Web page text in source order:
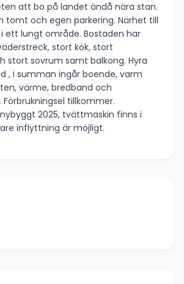
att bo på landet ändå nära stan.
tomt och egen parkering. Närhet till
ett lungt område. Bostaden har
stort kök, stort
stort sovrum samt balkong. Hyra
, i summan ingår boende, varm
värme, bredband och
Förbrukningsel tillkommer.
2025, tvättmaskin finns i
inflyttning är möjligt.